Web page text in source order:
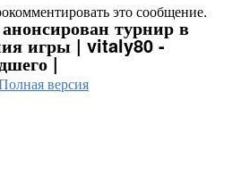
это сообщение.
турнир в
игры | vitaly80 -
|
версия